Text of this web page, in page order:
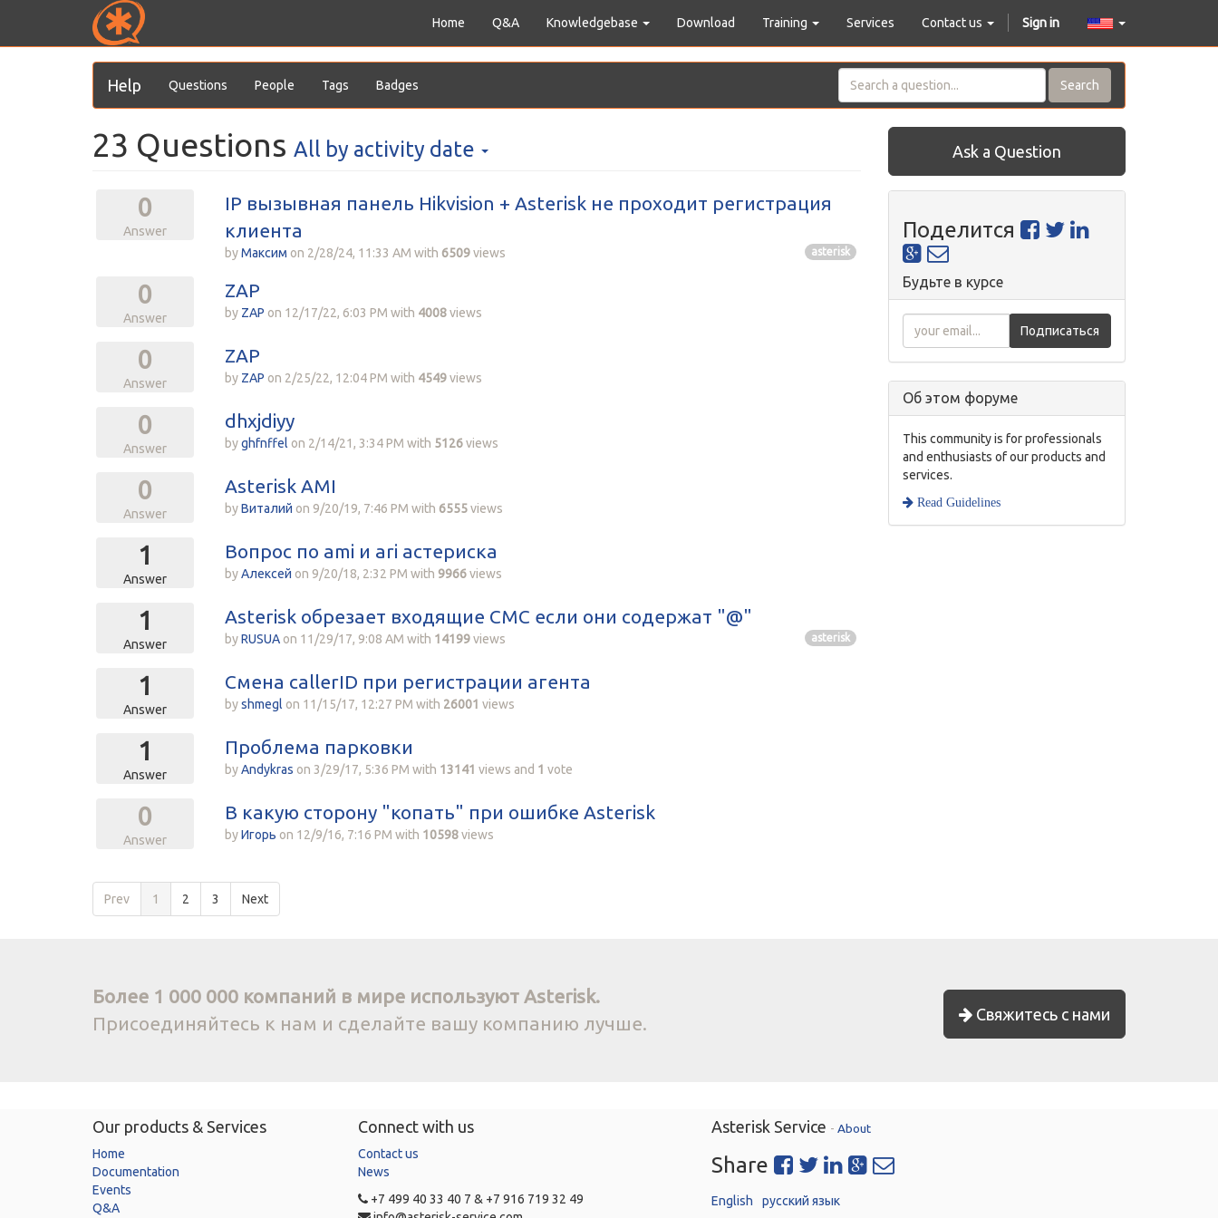
Home Q&A Knowledgebase Download Training Services Contact us Sign in
Help Questions People Tags Badges Search
23 Questions All by activity date
0
Answer
IP вызывная панель Hikvision + Asterisk не проходит регистрация
клиента
asterisk
byМаксим on 2/28/24, 11:33 AM with 6509views
0
Answer
ZAP
by ZAP on 12/17/22, 6:03 PM with 4008views
0
Answer
ZAP
by ZAP on 2/25/22, 12:04 PM with 4549views
0
Answer
dhxjdiyy
byghfnffel on 2/14/21, 3:34 PM with 5126views
0
Answer
Asterisk AMI
byВиталий on 9/20/19, 7:46 PM with 6555views
1
Answer
Вопрос по ami и ari астериска
byАлексей on 9/20/18, 2:32 PM with 9966views
1
Answer
Asterisk обрезает входящие СМС если они содержат "@"
asterisk
byRUSUA on 11/29/17, 9:08 AM with 14199views
1
Answer
Смена callerID при регистрации агента
byshmegl on 11/15/17, 12:27 PM with 26001 views
1
Answer
Проблема парковки
byAndykras on 3/29/17, 5:36 PM with 13141 views and 1 vote
0
Answer
В какую сторону "копать" при ошибке Asterisk
byИгорь on 12/9/16, 7:16 PM with 10598views
Prev 1 2 3 Next
Ask a Question
Поделится
Будьте в курсе
Подписаться
Об этом форуме
This community is for professionals
and enthusiasts of our products and
services.
Read Guidelines
Более 1 000 000 компаний в мире используют Asterisk.
Присоединяйтесь к нам и сделайте вашу компанию лучше.
Свяжитесь с нами
Our products & Services
Home
Documentation
Events
Q&A
Connect with us
Contact us
News
+7 499 40 33 40 7 & +7 916 719 32 49
Asterisk Service - About
Share
English русский язык